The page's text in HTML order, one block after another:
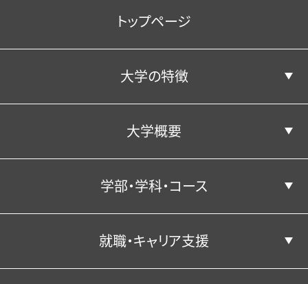
トップページ
大学の特徴
コンピテンシー育成プログラムとは
コンピテンシー向上につながる活動
大学概要
学長あいさつ／建学の精神
沿革
学部・学科・コース
学部・学科・コース
就職・キャリア支援